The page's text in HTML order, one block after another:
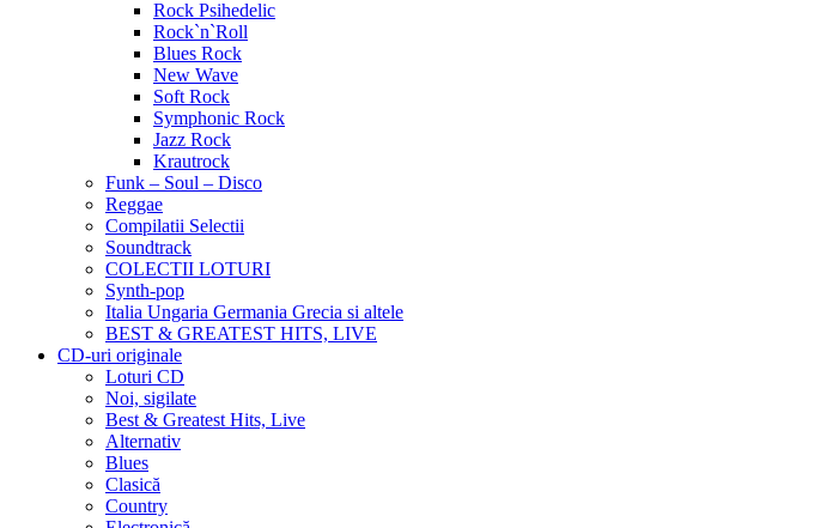
Rock Psihedelic
Rock`n`Roll
Blues Rock
New Wave
Soft Rock
Symphonic Rock
Jazz Rock
Krautrock
Funk – Soul – Disco
Reggae
Compilatii Selectii
Soundtrack
COLECTII LOTURI
Synth-pop
Italia Ungaria Germania Grecia si altele
BEST & GREATEST HITS, LIVE
CD-uri originale
Loturi CD
Noi, sigilate
Best & Greatest Hits, Live
Alternativ
Blues
Clasică
Country